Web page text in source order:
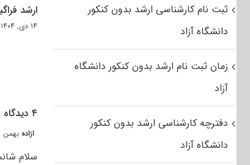
ارشد
۱۴ دی, ۱۴۰۴
۴ دیدگاه
ازاده بهمن ۵, ۱۳۹۵ at ۹:۳۷ ب٫ظ
سلام
ثبت نام کارشناسی ارشد بدون کنکور
دانشگاه آزاد
زمان ثبت نام ارشد بدون کنکور دانشگاه
آزاد
دفترچه کارشناسی ارشد بدون کنکور
دانشگاه آزاد